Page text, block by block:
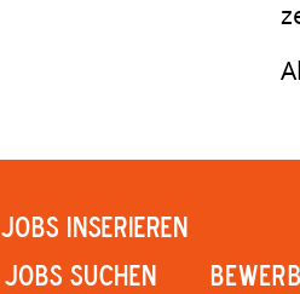
JOBS INSERIEREN
JOBS SUCHEN